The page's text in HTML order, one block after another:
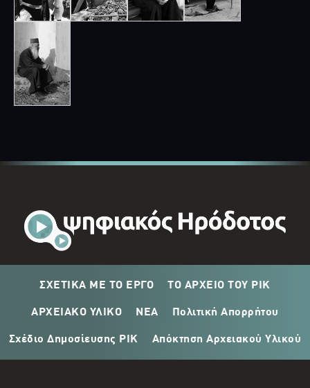
ΣΧΕΤΙΚΑ ΜΕ ΤΟ ΕΡΓΟ ΤΟ ΑΡΧΕΙΟ ΤΟΥ ΡΙΚ
ΑΡΧΕΙΑΚΟ ΥΛΙΚΟ ΝΕΑ Πολιτική Απορρήτου
Σχέδιο Δημοσίευσης ΡΙΚ Απόκτηση Αρχειακού Υλικού